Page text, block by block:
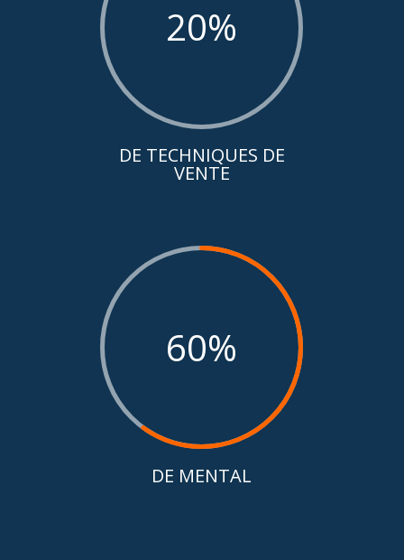
20%
DE TECHNIQUES DE
VENTE
60%
DE MENTAL